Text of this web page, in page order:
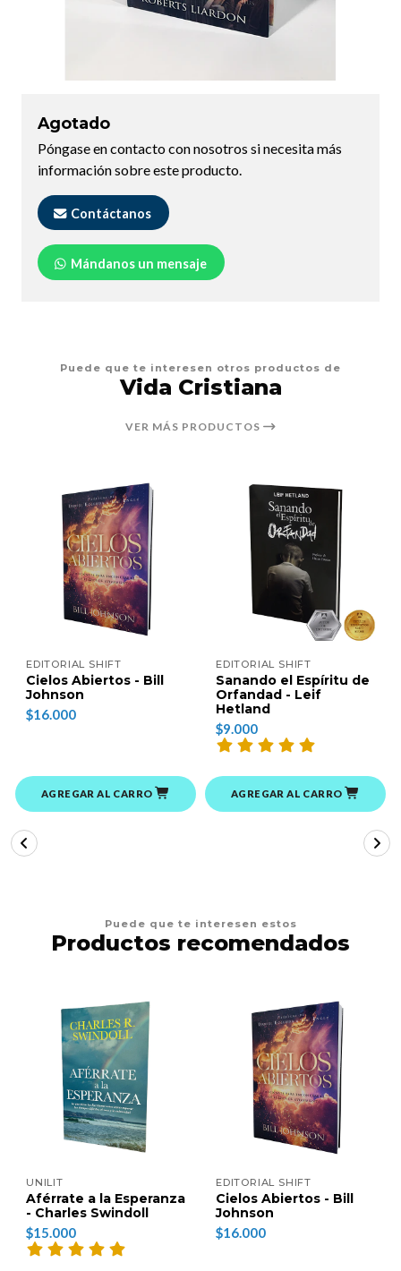
Agotado
Póngase en contacto con nosotros si necesita más
información sobre este producto.
Contáctanos
Mándanos un mensaje
Puede que te interesen otros productos de
Vida Cristiana
VER MÁS PRODUCTOS
EDITORIAL SHIFT
Cielos Abiertos - Bill
Johnson
$16.000
AGREGAR AL CARRO
EDITORIAL SHIFT
Sanando el Espíritu de
Orfandad - Leif
Hetland
$9.000
AGREGAR AL CARRO
Puede que te interesen estos
Productos recomendados
UNILIT
Aférrate a la Esperanza
- Charles Swindoll
$15.000
EDITORIAL SHIFT
Cielos Abiertos - Bill
Johnson
$16.000